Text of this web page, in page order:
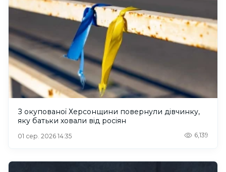
З окупованої Херсонщини повернули дівчинку,
яку батьки ховали від росіян
01 сер. 2026 14:35 6,139